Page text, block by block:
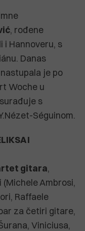
, rođene
i Hannoveru, s
Danas
je po
Woche u
s
Séguinom.
I
gitara,
(Michele Ambrosi,
Raffaele
za četiri gitare,
Viniciusa,